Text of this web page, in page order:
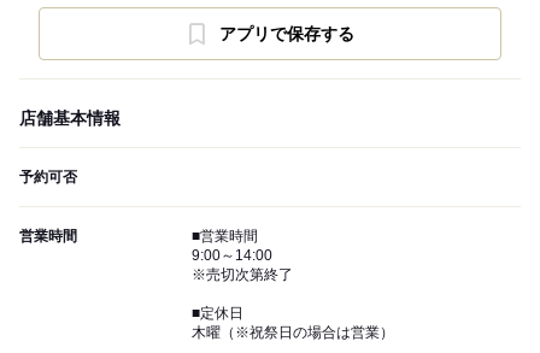
アプリで保存する
店舗基本情報
予約可否
営業時間
■営業時間
9:00～14:00
※売切次第終了
■定休日
木曜（※祝祭日の場合は営業）